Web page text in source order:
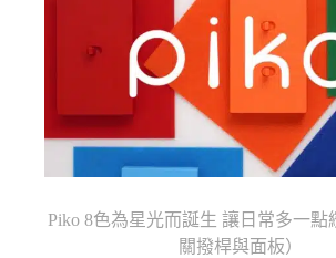
Piko 8色為星光而誕生 讓日常多一點
關撥桿與面板）